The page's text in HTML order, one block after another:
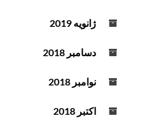
ژانویه 2019
دسامبر 2018
نوامبر 2018
اکتبر 2018